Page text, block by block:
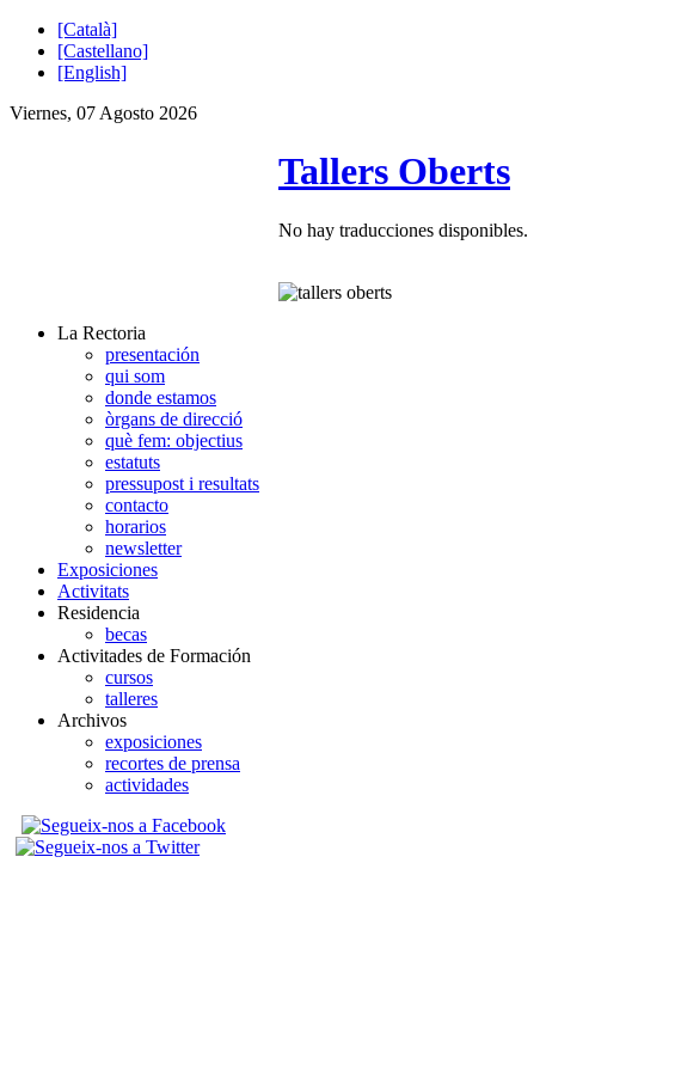
[Català]
[Castellano]
[English]
Viernes, 07 Agosto 2026
Tallers Oberts
No hay traducciones disponibles.
La Rectoria
presentación
qui som
donde estamos
òrgans de direcció
què fem: objectius
estatuts
pressupost i resultats
contacto
horarios
newsletter
Exposiciones
Activitats
Residencia
becas
Activitades de Formación
cursos
talleres
Archivos
exposiciones
recortes de prensa
actividades